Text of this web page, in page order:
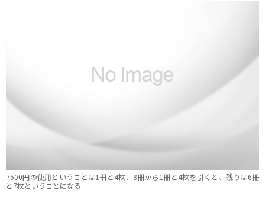
7500円の使用ということは1冊と4枚、8冊から1冊と4枚を引くと、残りは6冊
と7枚ということになる